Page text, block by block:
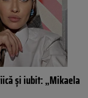
și iubit: „Mikaela